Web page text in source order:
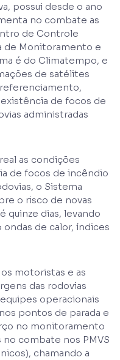
possui desde o ano
no combate as
de Controle
de Monitoramento e
é do Climatempo, e
de satélites
de focos de
administradas
as condições
de focos de incêndio
o Sistema
o risco de novas
quinze dias, levando
de calor, índices
motoristas e as
das rodovias
operacionais
pontos de parada e
no monitoramento
no combate nos PMVS
chamando a